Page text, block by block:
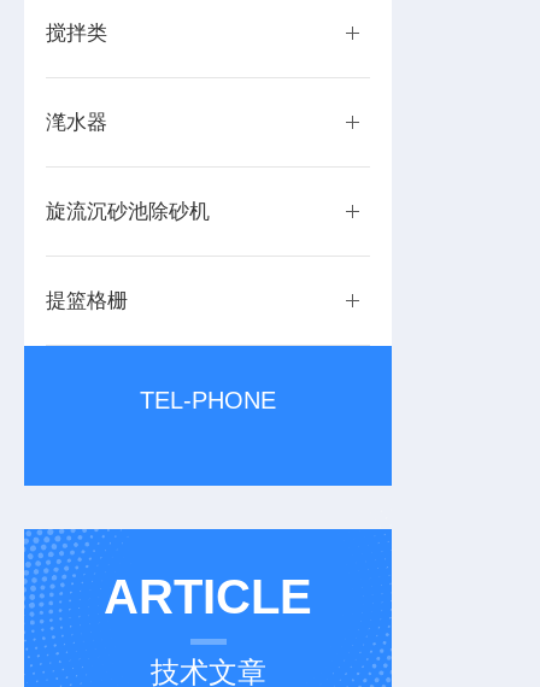
搅拌类
滗水器
旋流沉砂池除砂机
提篮格栅
TEL-PHONE
ARTICLE
技术文章